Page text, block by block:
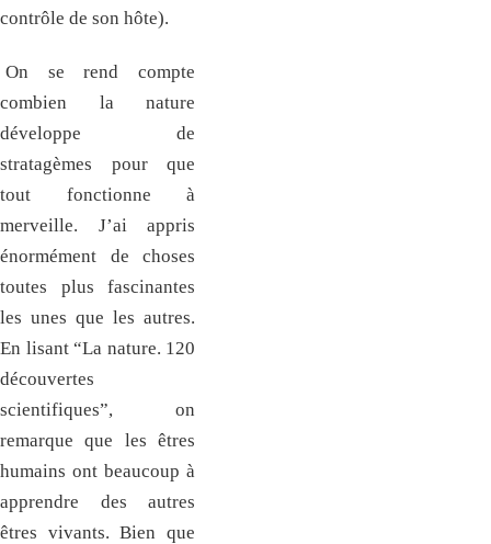
contrôle de son hôte).
On se rend compte
combien la nature
développe de
stratagèmes pour que
tout fonctionne à
merveille. J’ai appris
énormément de choses
toutes plus fascinantes
les unes que les autres.
En lisant “La nature. 120
découvertes
scientifiques”, on
remarque que les êtres
humains ont beaucoup à
apprendre des autres
êtres vivants. Bien que